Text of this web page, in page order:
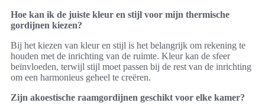
Hoe kan ik de juiste kleur en stijl voor mijn thermische
gordijnen kiezen?
Bij het kiezen van kleur en stijl is het belangrijk om rekening te
houden met de inrichting van de ruimte. Kleur kan de sfeer
beïnvloeden, terwijl stijl moet passen bij de rest van de inrichting
om een harmonieus geheel te creëren.
Zijn akoestische raamgordijnen geschikt voor elke kamer?